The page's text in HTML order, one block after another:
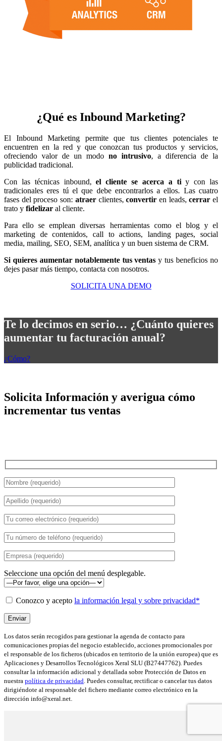
¿Qué es Inbound Marketing?
El Inbound Marketing permite que tus clientes potenciales te
encuentren en la red y que conozcan tus productos y servicios,
ofreciendo valor de un modo no intrusivo, a diferencia de la
publicidad tradicional.
Con las técnicas inbound,el cliente se acerca a tiy con las
tradicionales eres tú el que debe encontrarlos a ellos. Las cuatro
fases del proceso son: atraerclientes,convertir en leads,cerrar el
trato y fidelizar al cliente.
Para ello se emplean diversas herramientas como el blog y el
marketing de contenidos, call to actions, landing pages, social
media, mailing, SEO, SEM, analítica y un buen sistema de CRM.
Si quieres aumentar notablemente tus ventas y tus beneficios no
dejes pasar más tiempo, contacta con nosotros.
SOLICITA UNA DEMO
Te lo decimos en serio… ¿Cuánto quieres
aumentar tu facturación anual?
¿Cómo?
Solicita Información y averigua cómo
incrementar tus ventas
Seleccione una opción del menú desplegable.
Conozco y acepto la información legal y sobre privacidad*
Los datos serán recogidos para gestionar la agenda de contacto para
comunicaciones propias del negocio establecido, acciones promocionales por
el responsable de los ficheros (ubicados en territorio de la unión europea) que es
Aplicaciones y Desarrollos Tecnológicos Xeral SLU (B27447762). Puedes
consultar la información adicional y detallada sobre Protección de Datos en
nuestra política de privacidad. Puedes consultar, rectificar o cancelar tus datos
dirigiéndote al responsable del fichero mediante correo electrónico en la
dirección info@xeral.net.